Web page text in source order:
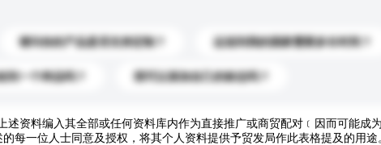
请问你的产品是否支持定制？ 运送到我的国家需要多长时间？
到一个样品吗？ 我可以添加自己的标志吗？
述资料编入其全部或任何资料库内作为直接推广或商贸配对﹝因而可能成
每一位人士同意及授权，将其个人资料提供予贸发局作此表格提及的用途